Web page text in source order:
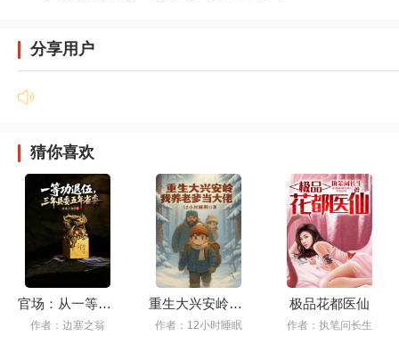
分享用户
猜你喜欢
官场：从一等功臣到政坛巅峰
作者：边塞之翁
重生大兴安岭，我养老爹当大佬
作者：12小时睡眠
极品花都医仙
作者：执笔问长生